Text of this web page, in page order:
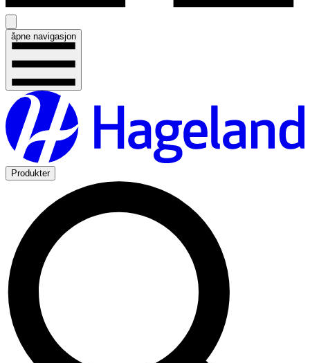
åpne navigasjon
Produkter